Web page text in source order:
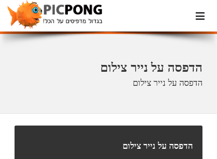
הדפסה על נייר צילום
הדפסה על נייר צילום
הדפסה על נייר צילום